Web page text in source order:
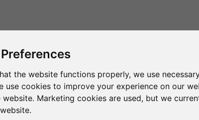
the website functions properly, we use
use cookies to improve your experience on our
website. Marketing cookies are used, but we
IESA arts&culture